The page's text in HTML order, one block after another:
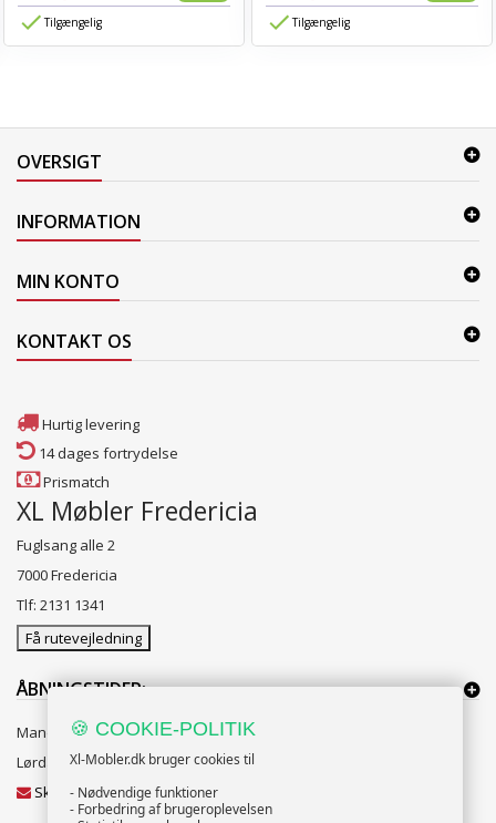
Tilgængelig Tilgængelig
OVERSIGT
INFORMATION
MIN KONTO
KONTAKT OS
Hurtig levering
14 dages fortrydelse
Prismatch
XL Møbler Fredericia
Fuglsang alle 2
7000 Fredericia
Tlf: 2131 1341
Få rutevejledning
ÅBNINGSTIDER:
Mandag til Fredag 10:00 til 18:00
Lørdag og Søndag 10:00 til 16:00
Skriv til vores kundeservice
🍪 COOKIE-POLITIK
Xl-Mobler.dk bruger cookies til
- Nødvendige funktioner
- Forbedring af brugeroplevelsen